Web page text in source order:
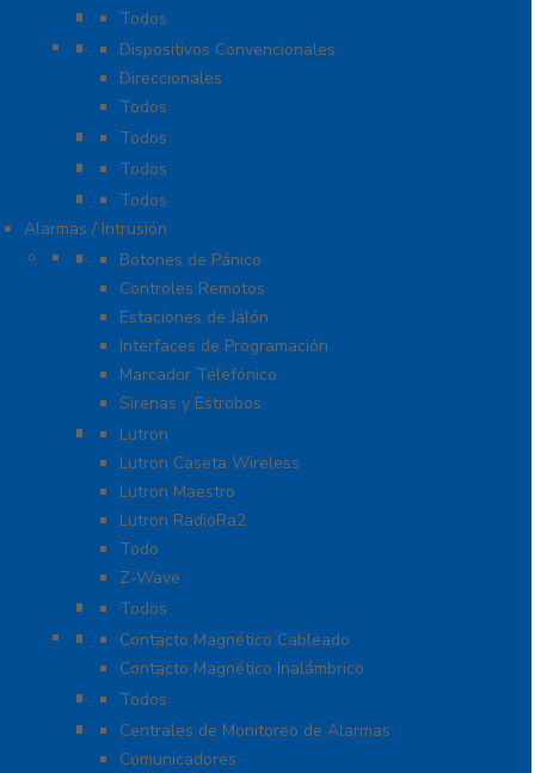
Señalamientos
Todos
Paneles de Incendio
Dispositivos Convencionales
Direccionales
Todos
Probadores
Todos
Protección Contra Sobretensiones
Todos
Cables
Todos
Alarmas / Intrusión
Accesorios
Botones de Pánico
Controles Remotos
Estaciones de Jalón
Interfaces de Programación
Marcador Telefónico
Sirenas y Estrobos
Automatización – Casa Inteligente
Lutron
Lutron Caseta Wireless
Lutron Maestro
Lutron RadioRa2
Todo
Z-Wave
Cables
Todos
Contactos Magnéticos
Contacto Magnético Cableado
Contacto Magnético Inalámbrico
Control de Acceso
Todos
Centrales de Monitoreo
Centrales de Monitoreo de Alarmas
Comunicadores